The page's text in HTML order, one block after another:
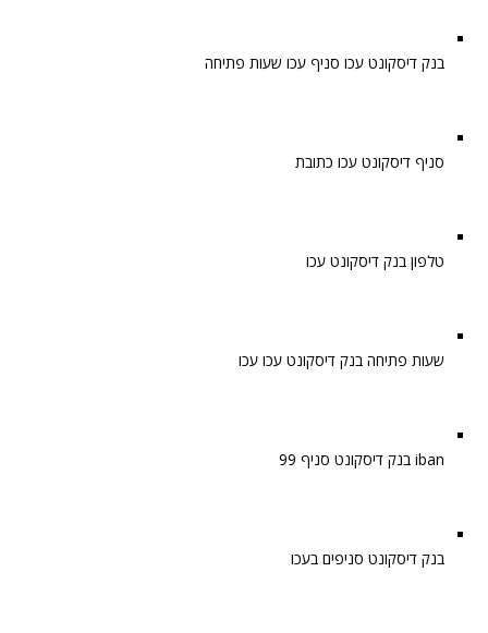
בנק דיסקונט עכו סניף עכו שעות פתיחה
סניף דיסקונט עכו כתובת
טלפון בנק דיסקונט עכו
שעות פתיחה בנק דיסקונט עכו עכו
iban בנק דיסקונט סניף 99
בנק דיסקונט סניפים בעכו